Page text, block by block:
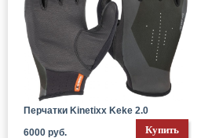
Перчатки Kinetixx Keke 2.0
6000 руб.